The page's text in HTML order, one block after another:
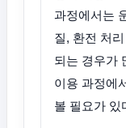
과정에서는
질, 환전 처
되는 경우가
이용 과정에
볼 필요가 있